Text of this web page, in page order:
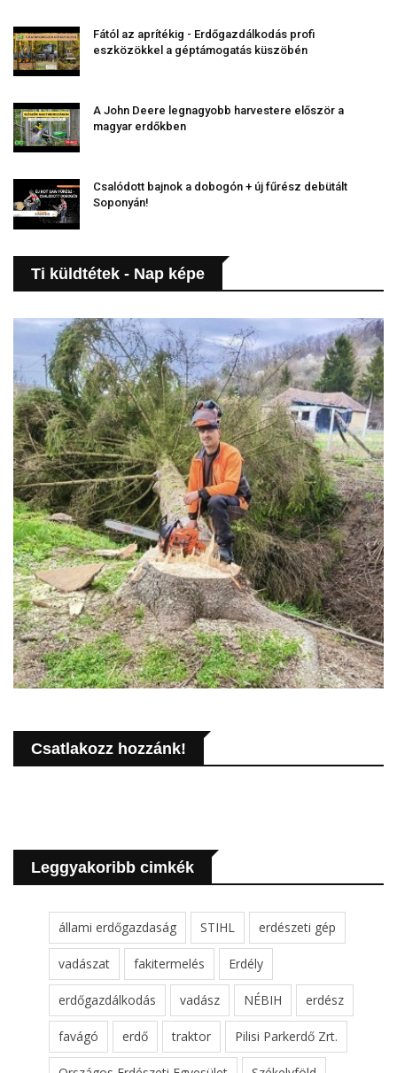
Fától az aprítékig - Erdőgazdálkodás profi
eszközökkel a géptámogatás küszöbén
A John Deere legnagyobb harvestere először a
magyar erdőkben
Csalódott bajnok a dobogón + új fűrész debütált
Soponyán!
Ti küldtétek - Nap képe
Csatlakozz hozzánk!
Leggyakoribb cimkék
állami erdőgazdaság STIHL erdészeti gép
vadászat fakitermelés Erdély
erdőgazdálkodás vadász NÉBIH erdész
favágó erdő traktor Pilisi Parkerdő Zrt.